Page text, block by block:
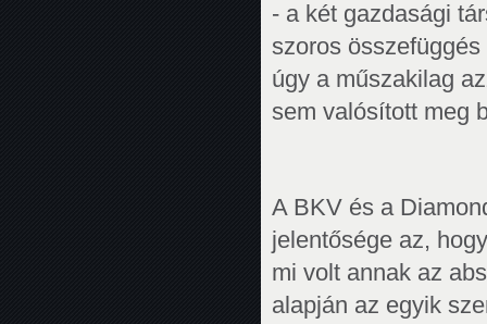
- a két gazdasági
szoros
úgy a műszakilag
sem valósított meg
A BKV és a
jelentősége az,
mi volt annak az
alapján az egyik